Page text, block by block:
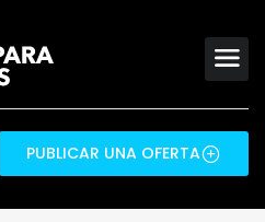
PUBLICAR UNA OFERTA